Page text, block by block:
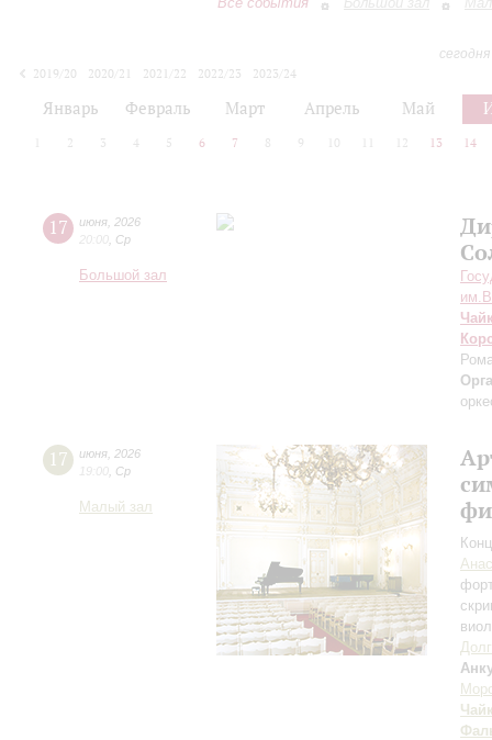
2019/20
2020/21 2021/22 2022/23
2023/24
Январь Февраль Март Апрель Май
2 3 4 5 6 7 8 9 10 12 13 14
17 июня 2026
20:00 Ср
Большой зал
17 июня 2026
19:00 Ср
Малый зал